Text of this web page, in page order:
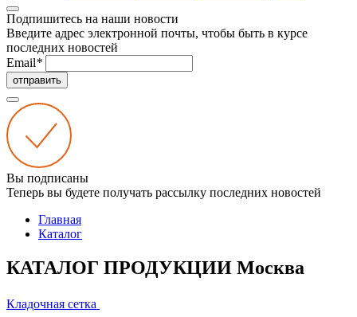
Подпишитесь на наши новости
Введите адрес электронной почты, чтобы быть в курсе
последних новостей
Email*
отправить
Вы подписаны
Теперь вы будете получать рассылку последних новостей
Главная
Каталог
КАТАЛОГ ПРОДУКЦИИ Москва
Кладочная сетка